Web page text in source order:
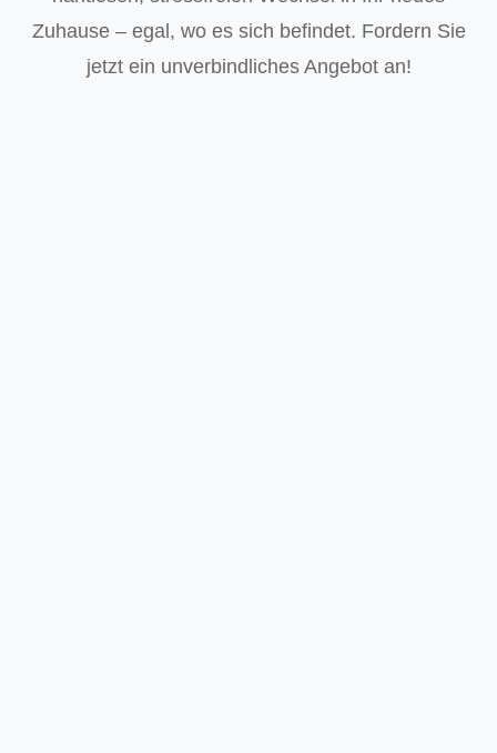
Zuhause – egal, wo es sich befindet. Fordern Sie
jetzt ein unverbindliches Angebot an!